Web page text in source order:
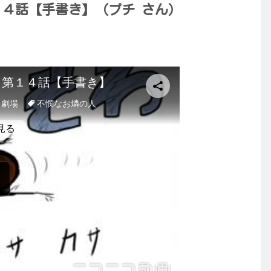
話【手書き】（プチ さん）